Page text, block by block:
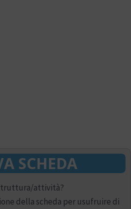
SCHEDA
attività?
della scheda per usufruire di